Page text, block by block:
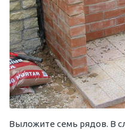
Выложите семь рядов. В